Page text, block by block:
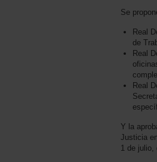
Se
Real
de
Real
Real
Y la
Justicia
1 de julio,